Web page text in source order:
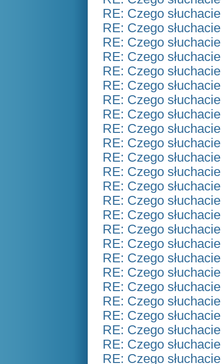
RE: Czego
RE: Czego
RE: Czego
RE: Czego
RE: Czego
RE: Czego
RE: Czego
RE: Czego
RE: Czego
RE: Czego
RE: Czego
RE: Czego
RE: Czego
RE: Czego
RE: Czego
RE: Czego
RE: Czego
RE: Czego
RE: Czego
RE: Czego
RE: Czego
RE: Czego
RE: Czego
RE: Czego
RE: Czego